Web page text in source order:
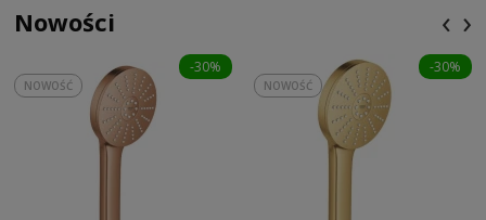
Nowości
-30%
NOWOŚĆ
-30%
NOWOŚĆ
‹ ›